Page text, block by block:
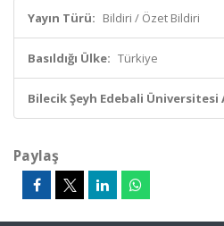
Yayın Türü: Bildiri / Özet Bildiri
Basıldığı Ülke: Türkiye
Bilecik Şeyh Edebali Üniversitesi
Paylaş